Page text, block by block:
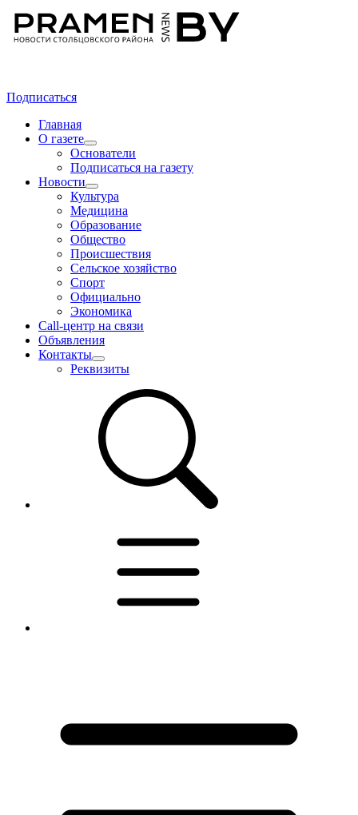
Подписаться
Главная
О газете
Основатели
Подписаться на газету
Новости
Культура
Медицина
Образование
Общество
Происшествия
Сельское хозяйство
Спорт
Официально
Экономика
Call-центр на связи
Объявления
Контакты
Реквизиты